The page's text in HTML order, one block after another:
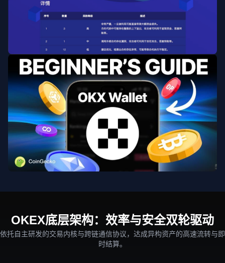
OKEX底层架构：效率与安全双轮驱动
依托自主研发的交易内核与跨链通信协议，达成异构资产的高速流转与即
时结算。